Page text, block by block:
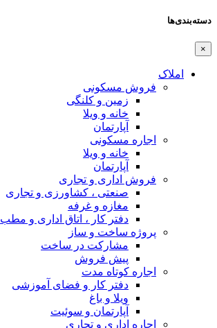
دسته‌بندی‌ها
×
املاک
فروش مسکونی
زمین و کلنگی
خانه و ویلا
آپارتمان
اجاره مسکونی
خانه و ویلا
آپارتمان
فروش اداری و تجاری
صنعتی ، کشاورزی و تجاری
مغازه و غرفه
دفتر کار ، اتاق اداری و مطب
پروژه ساخت و ساز
مشارکت در ساخت
پیش فروش
اجاره کوتاه مدت
دفتر کار و فضای آموزشی
ویلا و باغ
آپارتمان و سوئیت
اجاره اداری و تجاری